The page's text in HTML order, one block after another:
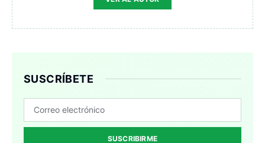
SUSCRÍBETE
SUSCRIBIRME